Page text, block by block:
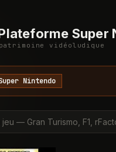
Super
vidéoludique
Nintendo